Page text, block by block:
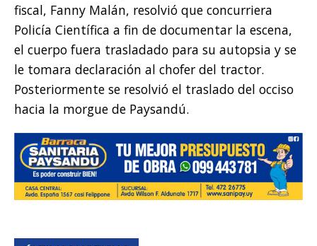
fiscal, Fanny Malán, resolvió que concurriera
Policía Científica a fin de documentar la escena,
el cuerpo fuera trasladado para su autopsia y se
le tomara declaración al chofer del tractor.
Posteriormente se resolvió el traslado del occiso
hacia la morgue de Paysandú.